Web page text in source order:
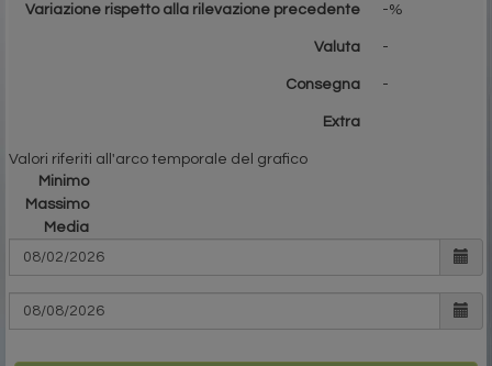
Variazione rispetto alla rilevazione precedente -%
Valuta -
Consegna -
Extra
Valori riferiti all'arco temporale del grafico
Minimo
Massimo
Media